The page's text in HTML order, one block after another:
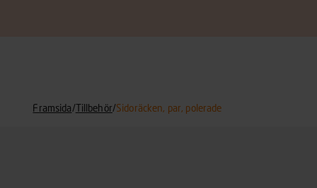
Framsida/ Tillbehör/Sidoräcken, par, polerade